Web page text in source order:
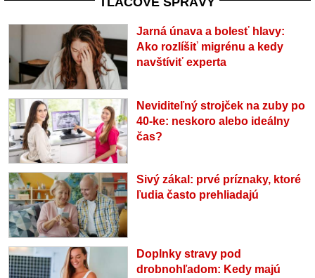
Jarná únava a bolesť hlavy:
Ako rozlíšiť migrénu a kedy
navštíviť experta
Neviditeľný strojček na zuby po
40-ke: neskoro alebo ideálny
čas?
Sivý zákal: prvé príznaky, ktoré
ľudia často prehliadajú
Doplnky stravy pod
drobnohľadom: Kedy majú